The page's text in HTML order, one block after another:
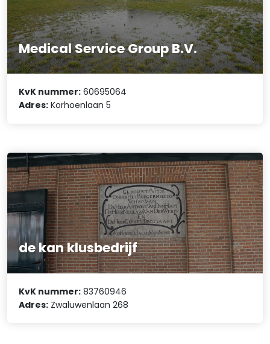
Medical Service Group B.V.
KvK nummer: 60695064
Adres: Korhoenlaan 5
de kan klusbedrijf
KvK nummer: 83760946
Adres: Zwaluwenlaan 268